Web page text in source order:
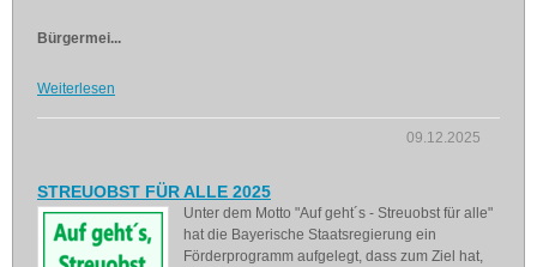
Bürgermei...
Weiterlesen
09.12.2025
STREUOBST FÜR ALLE 2025
Unter dem Motto "Auf geht´s - Streuobst für alle"
hat die Bayerische Staatsregierung ein
Förderprogramm aufgelegt, dass zum Ziel hat,